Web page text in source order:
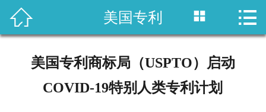
 首页
 美国专利  
美国专利商标局（USPTO）启动
COVID-19特别人类专利计划